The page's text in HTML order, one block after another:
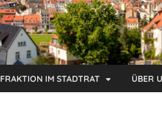
FRAKTION IM STADTRAT ÜBER